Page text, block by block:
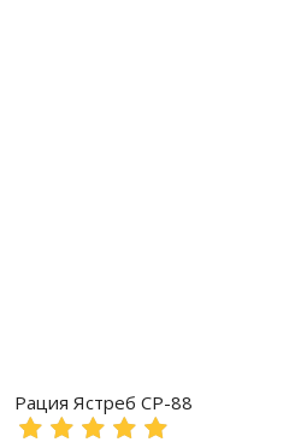
Рация Ястреб СР-88